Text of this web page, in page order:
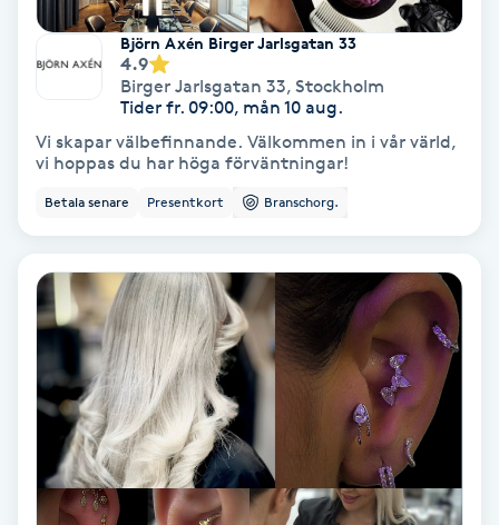
Extensions borttagning
Eyeliner-tatuering
Face framing
Fet hårbotten
Fettreducering
Fibromassage
Fillers
Björn Axén Birger Jarlsgatan 33
4.9
Birger Jarlsgatan 33, Stockholm
Tider fr. 09:00, mån 10 aug.
Vi skapar välbefinnande. Välkommen in i vår värld,
vi hoppas du har höga förväntningar!
Betala senare Presentkort Branschorg.